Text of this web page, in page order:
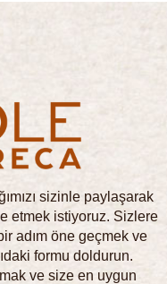
sizinle paylaşarak
etmek istiyoruz. Sizlere
adım öne geçmek ve
formu doldurun.
ve size en uygun